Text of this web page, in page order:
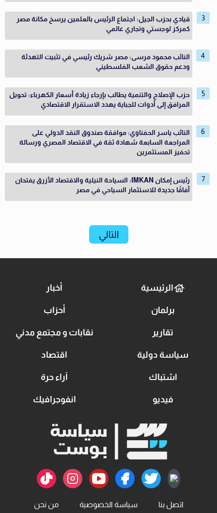
قيادي بحزب الجيل: اجتماع الرئيس بالعلمين يرسخ مكانة مصر
كمركز لوجستي وتجاري عالمي
النائب محمود مرسى: مصر شريك رئيسي في تثبيت التهدئة
ودعم حقوق الشعب الفلسطيني
حزب الإصلاح والتنمية يطالب بإرجاء زيادة أسعار الكهرباء: تحويل
المرافق إلى أدوات للجباية يهدد الاستقرار الاقتصادي
النائب ياسر الحفناوي: موافقة صندوق النقد الدولي على
المراجعة السابعة شهادة ثقة في الاقتصاد المصري ورسالة
تحفيز المستثمرين
رئيس إمكان IMKAN: السياحة النيلية والاقتصاد الأزرق يفتحان
آفاقًا جديدة للاستثمار السياحي في مصر
التالي
الرئيسية أخبار
برلمان أحزاب
تقارير نقابات و مجتمع مدني
سياسة دولية اقتصاد
اشتباك آراء حرة
فيديو انفوجرافيك
اتصل بنا سياسة الخصوصية من نحن